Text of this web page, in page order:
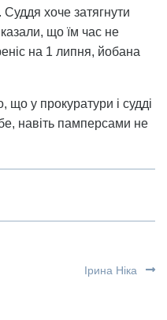
хоче затягнути
що їм час не
на 1 липня, йобана
у прокуратури і судді
навiть памперсами не
Ірина Ніка